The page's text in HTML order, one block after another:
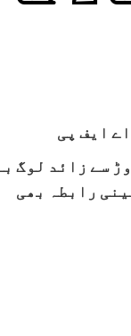
ایف پی
سے زائد لوگ
رابطہ بھی